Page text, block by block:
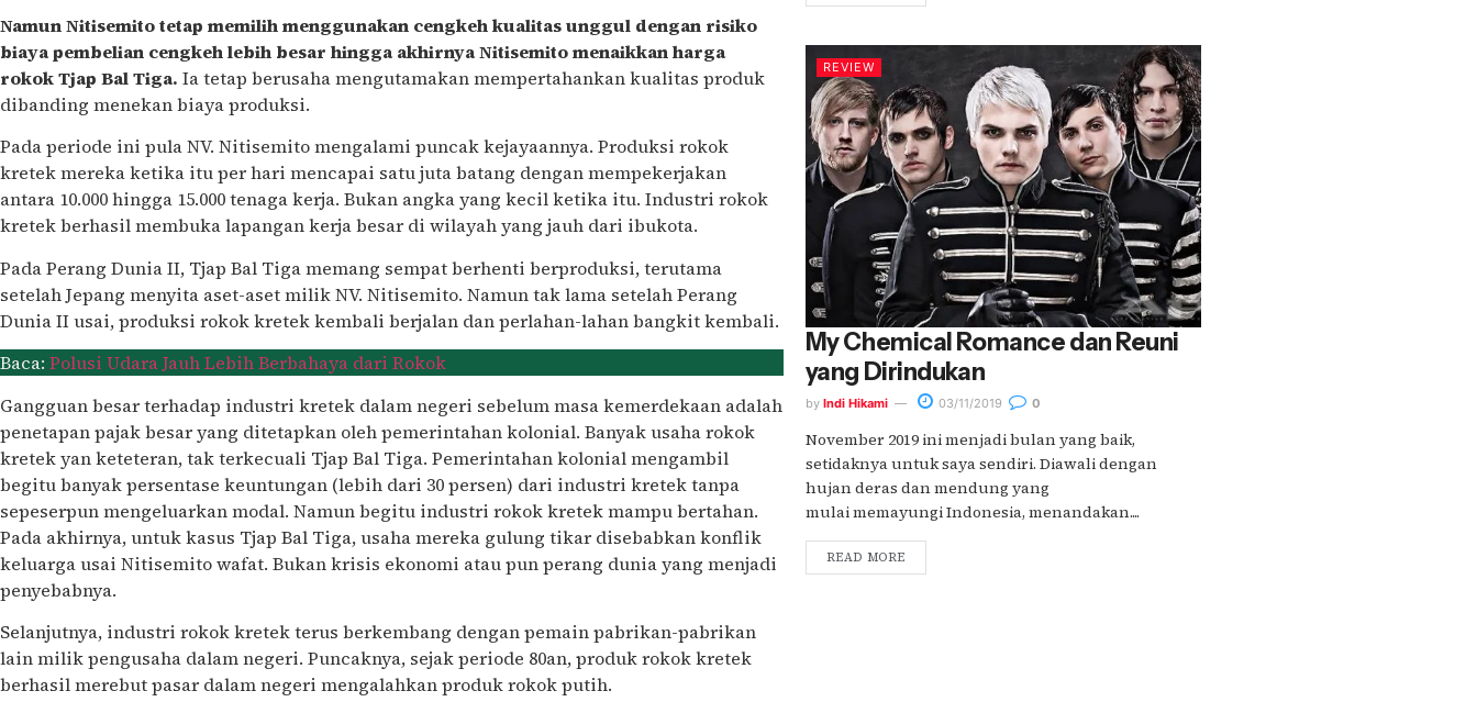
Namun Nitisemito tetap memilih menggunakan cengkeh kualitas unggul dengan risiko
biaya pembelian cengkeh lebih besar hingga akhirnya Nitisemito menaikkan harga
rokok Tjap Bal Tiga. Ia tetap berusaha mengutamakan mempertahankan kualitas produk
dibanding menekan biaya produksi.
Pada periode ini pula NV. Nitisemito mengalami puncak kejayaannya. Produksi rokok
kretek mereka ketika itu per hari mencapai satu juta batang dengan mempekerjakan
antara 10.000 hingga 15.000 tenaga kerja. Bukan angka yang kecil ketika itu. Industri rokok
kretek berhasil membuka lapangan kerja besar di wilayah yang jauh dari ibukota.
Pada Perang Dunia II, Tjap Bal Tiga memang sempat berhenti berproduksi, terutama
setelah Jepang menyita aset-aset milik NV. Nitisemito. Namun tak lama setelah Perang
Dunia II usai, produksi rokok kretek kembali berjalan dan perlahan-lahan bangkit kembali.
Baca: Polusi Udara Jauh Lebih Berbahaya dari Rokok
Gangguan besar terhadap industri kretek dalam negeri sebelum masa kemerdekaan adalah
penetapan pajak besar yang ditetapkan oleh pemerintahan kolonial. Banyak usaha rokok
kretek yan keteteran, tak terkecuali Tjap Bal Tiga. Pemerintahan kolonial mengambil
begitu banyak persentase keuntungan (lebih dari 30 persen) dari industri kretek tanpa
sepeserpun mengeluarkan modal. Namun begitu industri rokok kretek mampu bertahan.
Pada akhirnya, untuk kasus Tjap Bal Tiga, usaha mereka gulung tikar disebabkan konflik
keluarga usai Nitisemito wafat. Bukan krisis ekonomi atau pun perang dunia yang menjadi
penyebabnya.
Selanjutnya, industri rokok kretek terus berkembang dengan pemain pabrikan-pabrikan
lain milik pengusaha dalam negeri. Puncaknya, sejak periode 80an, produk rokok kretek
berhasil merebut pasar dalam negeri mengalahkan produk rokok putih.
REVIEW
My Chemical Romance dan Reuni
yang Dirindukan
by Indi Hikami 03/11/2019 0
November 2019 ini menjadi bulan yang baik,
setidaknya untuk saya sendiri. Diawali dengan
hujan deras dan mendung yang
mulai memayungi Indonesia, menandakan....
READ MORE